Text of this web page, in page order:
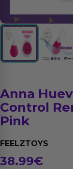
Anna
Control
Pink
FEELZTOYS
38.99€